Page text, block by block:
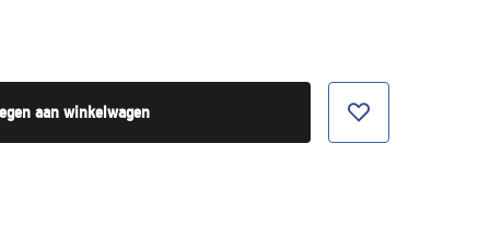
aan winkelwagen